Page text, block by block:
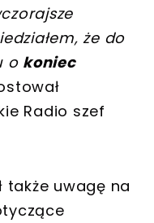
że do
o koniec
Radio szef
także uwagę na